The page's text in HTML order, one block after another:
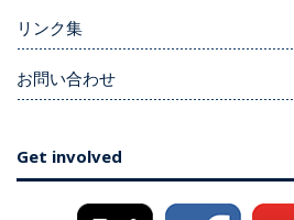
リンク集
お問い合わせ
Get involved